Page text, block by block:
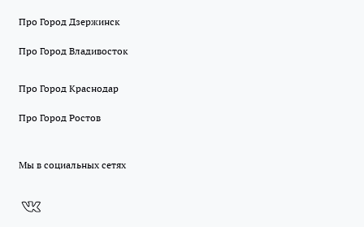
Про Город Дзержинск
Про Город Владивосток
Про Город Краснодар
Про Город Ростов
Мы в социальных сетях